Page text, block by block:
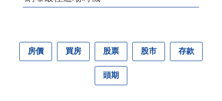
房價 買房 股票 股市 存款
頭期